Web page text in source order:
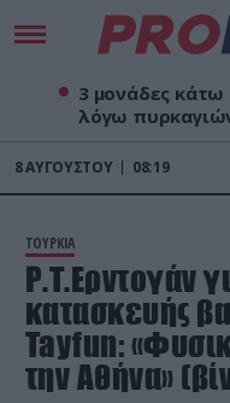
3 μονάδες
λόγω
8ΑΥΓΟΎΣΤΟΥ 08:19
ΤΟΥΡΚΙΑ
Ρ.Τ.Ερντογάν
κατασκευής
Tayfun:
την Αθήνα»